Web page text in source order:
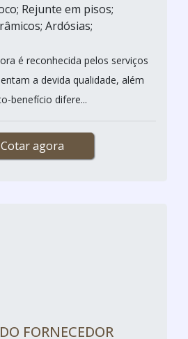
Rejunte em pisos;
Ardósias;
é reconhecida pelos serviços
a devida qualidade, além
benefício difere...
Cotar agora
FORNECEDOR